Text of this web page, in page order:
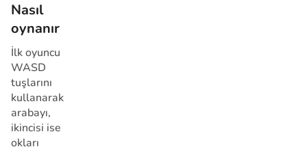
Nasıl
oynanır
İlk oyuncu
WASD
tuşlarını
kullanarak
arabayı,
ikincisi ise
okları